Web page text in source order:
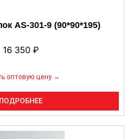
AS-301-9 (90*90*195)
16 350 ₽
оптовую цену →
ПОДРОБНЕЕ